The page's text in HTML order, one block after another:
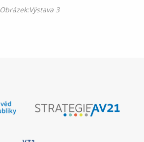
Obrázek:Výstava 3